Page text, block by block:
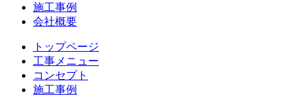
施工事例
会社概要
トップページ
工事メニュー
コンセプト
施工事例